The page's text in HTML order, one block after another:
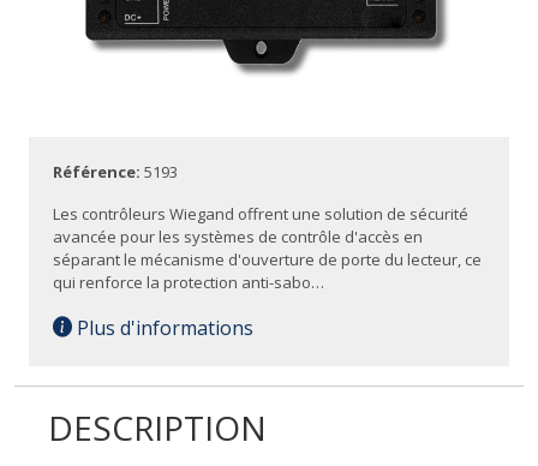
Référence: 5193
Les contrôleurs Wiegand offrent une solution de sécurité
avancée pour les systèmes de contrôle d'accès en
séparant le mécanisme d'ouverture de porte du lecteur, ce
qui renforce la protection anti-sabo…
Plus d'informations
DESCRIPTION